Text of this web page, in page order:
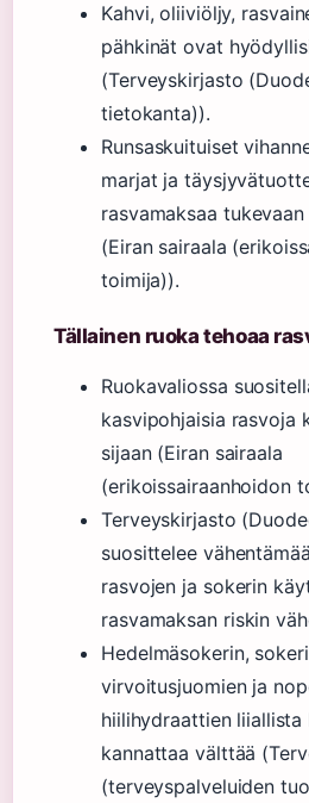
Kahvi, oliiviöljy,
pähkinät ovat
(Terveyskirjasto
tietokanta)).
Runsaskuituiset
marjat ja
rasvamaksaa
(Eiran sairaala
toimija)).
Tällainen ruoka tehoaa
Ruokavaliossa
kasvipohjaisia rasvoja
sijaan (Eiran sairaala
(erikoissairaanhoidon
Terveyskirjasto
suosittelee
rasvojen ja sokerin
rasvamaksan riskin
Hedelmäsokerin,
virvoitusjuomien ja
hiilihydraattien
kannattaa välttää
(terveyspalveluiden